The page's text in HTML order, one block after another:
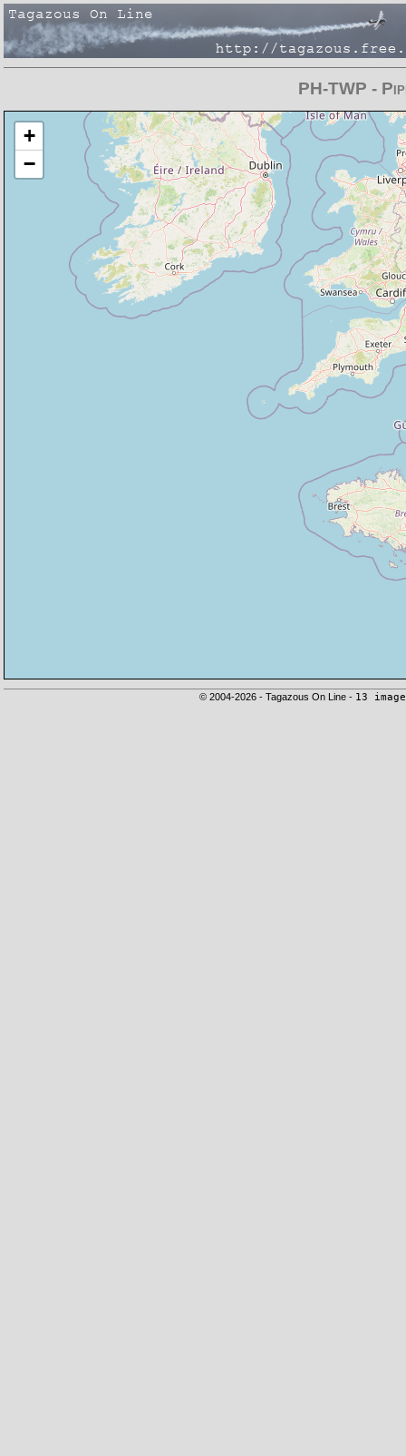
PH-TWP -
Chargement de la carte en cours
+
−
© 2004-2026 - Tagazous On Line - 13